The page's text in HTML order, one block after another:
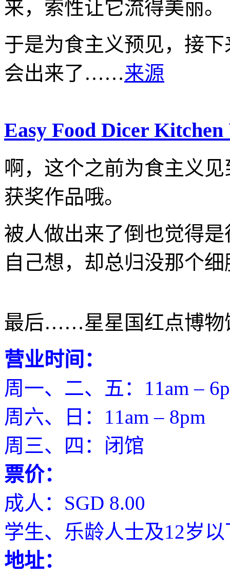
来，索性让它流得美丽。
于是为食主义预见，接
会出来了……来源
Easy Food Dicer Kitchen
啊，这个之前为食主义
获奖作品哦。
被人做出来了倒也觉得
自己想，却总归没那个细
最后……星星国红点博物
营业时间：
周一、二、五：11am –
周六、日：11am – 8pm
周三、四：闭馆
票价：
成人：SGD 8.00
学生、乐龄人士及12岁以
地址：